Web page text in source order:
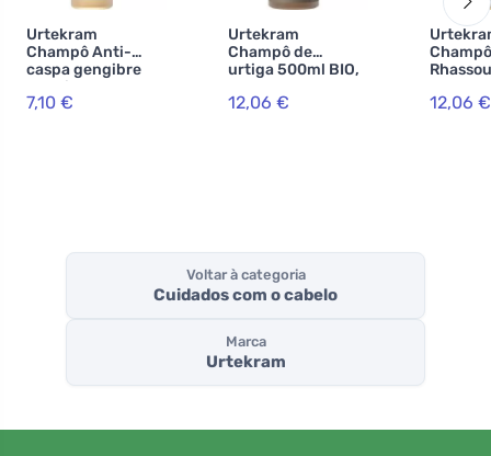
Urtekram
Champô Anti-
caspa gengibre
gengibre suave
250 ml BIO
7,10 €
Urtekram
Champô de
urtiga 500ml BIO,
12,06 €
Champô
12,06 €
Voltar à categoria
Cuidados com o cabelo
Marca
Urtekram